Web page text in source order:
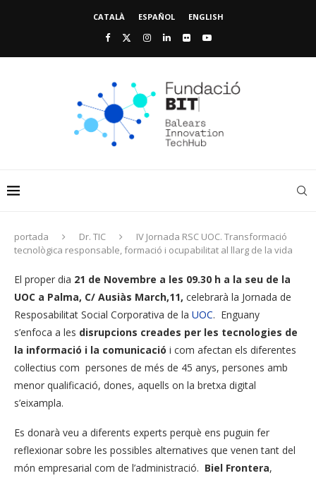
CATALÀ ESPAÑOL ENGLISH
portada Dr. TIC
IV Jornada RSC UOC. Transformació
tecnològica responsable, formació i ocupabilitat al llarg de la vida
El proper dia 21 de Novembre a les 09.30 h a la seu de la
UOC a Palma, C/ Ausiàs March,11, celebrarà la Jornada de
Resposabilitat Social Corporativa de la UOC. Enguany
s’enfoca a les disrupcions creades per les tecnologies de
la informació i la comunicació i com afectan els diferentes
col·lectius com persones de més de 45 anys, persones amb
menor qualificació, dones, aquells on la bretxa digital
s’eixampla.
Es donarà veu a diferents experts perquè ens puguin fer
reflexionar sobre les possibles alternatives que venen tant del
món empresarial com de l’administració. Biel Frontera,